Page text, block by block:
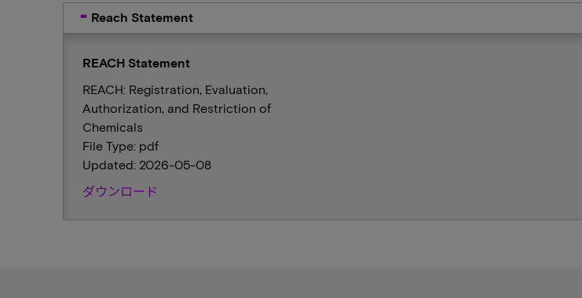
Reach Statement
REACH Statement
REACH: Registration, Evaluation,
Authorization, and Restriction of
Chemicals
File Type: pdf
Updated: 2026-05-08
ダウンロード